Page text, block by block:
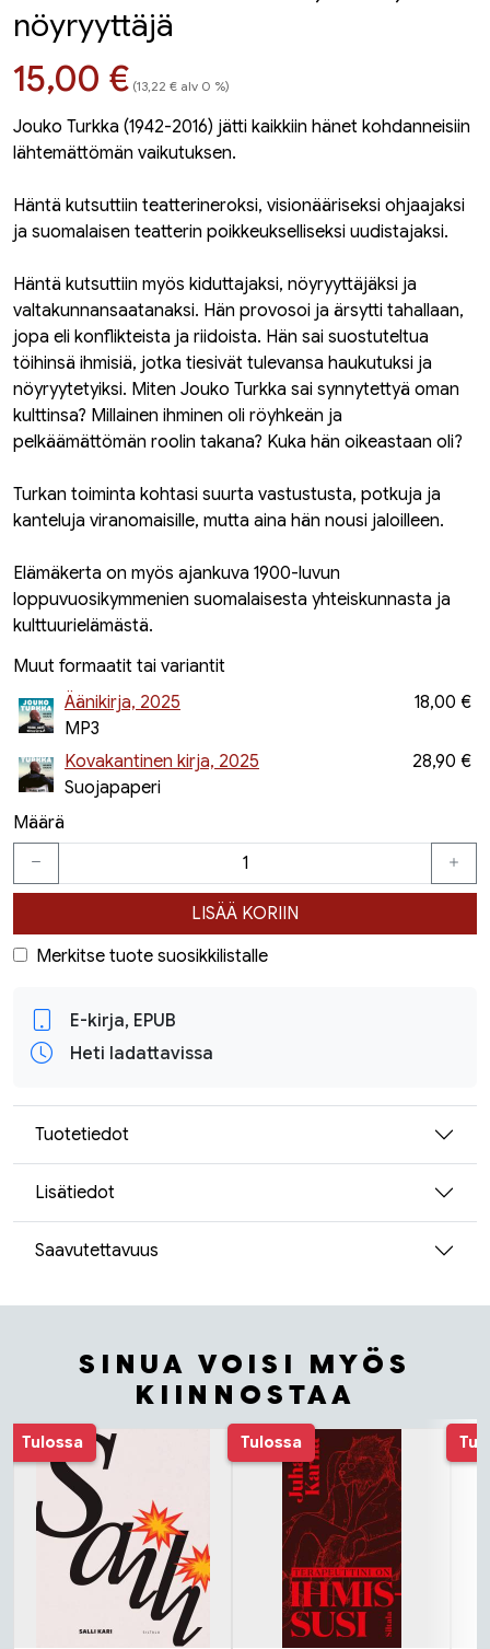
nöyryyttäjä
Hinta nyt
15,00 € (13,22 € alv 0 %)
Jouko Turkka (1942-2016) jätti kaikkiin hänet kohdanneisiin
lähtemättömän vaikutuksen.
Häntä kutsuttiin teatterineroksi, visionääriseksi ohjaajaksi
ja suomalaisen teatterin poikkeukselliseksi uudistajaksi.
Häntä kutsuttiin myös kiduttajaksi, nöyryyttäjäksi ja
valtakunnansaatanaksi. Hän provosoi ja ärsytti tahallaan,
jopa eli konflikteista ja riidoista. Hän sai suostuteltua
töihinsä ihmisiä, jotka tiesivät tulevansa haukutuksi ja
nöyryytetyiksi. Miten Jouko Turkka sai synnytettyä oman
kulttinsa? Millainen ihminen oli röyhkeän ja
pelkäämättömän roolin takana? Kuka hän oikeastaan oli?
Turkan toiminta kohtasi suurta vastustusta, potkuja ja
kanteluja viranomaisille, mutta aina hän nousi jaloilleen.
Elämäkerta on myös ajankuva 1900-luvun
loppuvuosikymmenien suomalaisesta yhteiskunnasta ja
kulttuurielämästä.
Muut formaatit tai variantit
Äänikirja, 2025
MP3
18,00 €
Kovakantinen kirja, 2025
Suojapaperi
28,90 €
Määrä
LISÄÄ KORIIN
Merkitse tuote suosikkilistalle
E-kirja, EPUB
Heti ladattavissa
Tuotetiedot
Lisätiedot
Saavutettavuus
SINUA VOISI MYÖS
KIINNOSTAA
Tuoteluettelon alku
Tulossa Tulossa